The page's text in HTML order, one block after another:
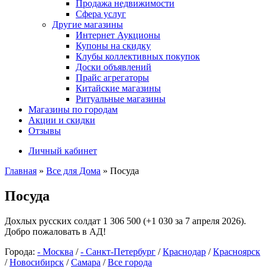
Продажа недвижимости
Сфера услуг
Другие магазины
Интернет Аукционы
Купоны на скидку
Клубы коллективных покупок
Доски объявлений
Прайс агрегаторы
Китайские магазины
Ритуальные магазины
Магазины по городам
Акции и скидки
Отзывы
Личный кабинет
Главная » Все для Дома » Посуда
Посуда
Дохлых русских солдат 1 306 500 (+1 030 за 7 апреля 2026).
Добро пожаловать в АД!
Города: - Москва /- Санкт-Петербург /Краснодар /Красноярск
/Новосибирск /Самара /Все города